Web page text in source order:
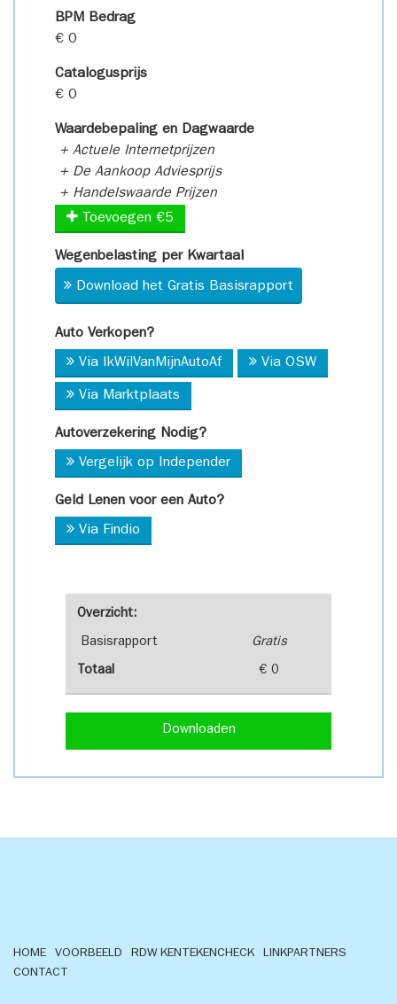
Overzicht:
Basisrapport Gratis
Totaal € 0
Downloaden
BPM Bedrag
€ 0
Catalogusprijs
€ 0
Waardebepaling en Dagwaarde
+ Actuele Internetprijzen
+ De Aankoop Adviesprijs
+ Handelswaarde Prijzen
Toevoegen €5
Wegenbelasting per Kwartaal
Download het Gratis Basisrapport
Auto Verkopen?
Via IkWilVanMijnAutoAf Via OSW
Via Marktplaats
Autoverzekering Nodig?
Vergelijk op Independer
Geld Lenen voor een Auto?
Via Findio
HOME VOORBEELD RDW KENTEKENCHECK
LINKPARTNERS
CONTACT